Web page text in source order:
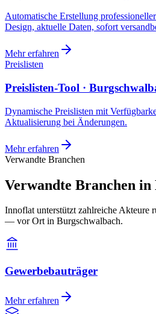
Automatische Erstellung
Design, aktuelle Daten, sofort
Mehr erfahren
Preislisten
Preislisten-Tool ·
Dynamische Preislisten mit
Aktualisierung bei Änderungen.
Mehr erfahren
Verwandte Branchen
Verwandte Branchen in
Innoflat unterstützt zahlreiche Akteure
— vor Ort in Burgschwalbach.
Gewerbebauträger
Mehr erfahren